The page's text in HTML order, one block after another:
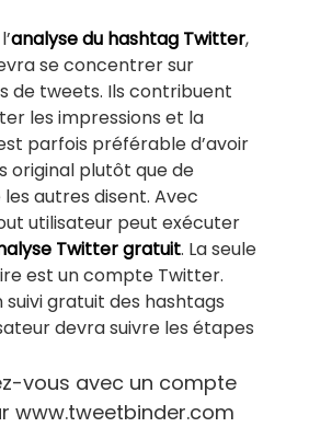
analyse du hashtag Twitter,
se concentrer sur
de tweets. Ils contribuent
les impressions et la
parfois préférable d’avoir
original plutôt que de
autres disent. Avec
utilisateur peut exécuter
Twitter gratuit. La seule
est un compte Twitter.
suivi gratuit des hashtags
devra suivre les étapes
vous avec un compte
www.tweetbinder.com